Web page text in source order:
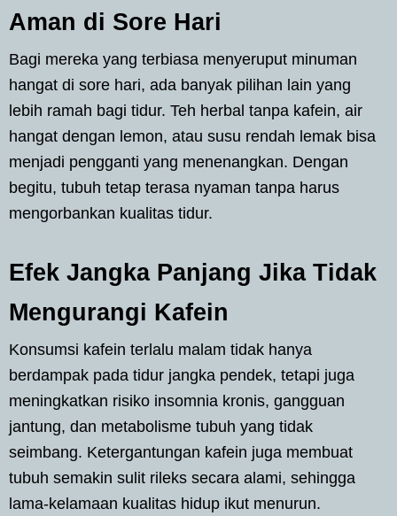
Aman di Sore Hari
Bagi mereka yang terbiasa menyeruput minuman
hangat di sore hari, ada banyak pilihan lain yang
lebih ramah bagi tidur. Teh herbal tanpa kafein, air
hangat dengan lemon, atau susu rendah lemak bisa
menjadi pengganti yang menenangkan. Dengan
begitu, tubuh tetap terasa nyaman tanpa harus
mengorbankan kualitas tidur.
Efek Jangka Panjang Jika Tidak
Mengurangi Kafein
Konsumsi kafein terlalu malam tidak hanya
berdampak pada tidur jangka pendek, tetapi juga
meningkatkan risiko insomnia kronis, gangguan
jantung, dan metabolisme tubuh yang tidak
seimbang. Ketergantungan kafein juga membuat
tubuh semakin sulit rileks secara alami, sehingga
lama-kelamaan kualitas hidup ikut menurun.